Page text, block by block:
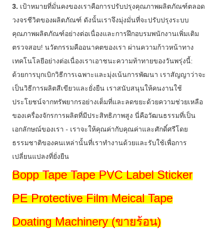
3. เป้าหมายที่มั่นคงของเราคือการปรับปรุงคุณภาพผลิตภัณฑ์ตลอด
วงจรชีวิตของผลิตภัณฑ์ ดังนั้นเราจึงมุ่งมั่นที่จะปรับปรุงระบบ
คุณภาพผลิตภัณฑ์อย่างต่อเนื่องและการฝึกอบรมพนักงานเพิ่มเติม
ตรวจสอบ! นวัตกรรมคืออนาคตของเรา ผ่านความก้าวหน้าทาง
เทคโนโลยีอย่างต่อเนื่องเราเอาชนะความท้าทายของวันพรุ่งนี้:
ด้วยการบุกเบิกวิธีการเฉพาะและมุ่งเน้นการพัฒนา เราสัญญาว่าจะ
เป็นวิธีการผลิตสีเขียวและยั่งยืน เราสนับสนุนให้คนงานใช้
ประโยชน์จากทรัพยากรอย่างเต็มที่และลดขยะด้วยความช่วยเหลือ
ของเครื่องจักรการผลิตที่มีประสิทธิภาพสูง นี่คือวัฒนธรรมที่เป็น
เอกลักษณ์ของเรา - เราจะให้คุณค่ากับคุณค่าและศักดิ์ศรีโดย
ธรรมชาติของคนเหล่านั้นที่เราทำงานด้วยและรับใช้เพื่อการ
เปลี่ยนแปลงที่ยั่งยืน
Bopp Tape Tape PVC Label Sticker
PE Protective Film Meical Tape
Doating Machinery (ขายร้อน)